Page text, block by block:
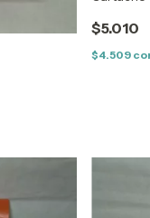
$5.010
$4.509